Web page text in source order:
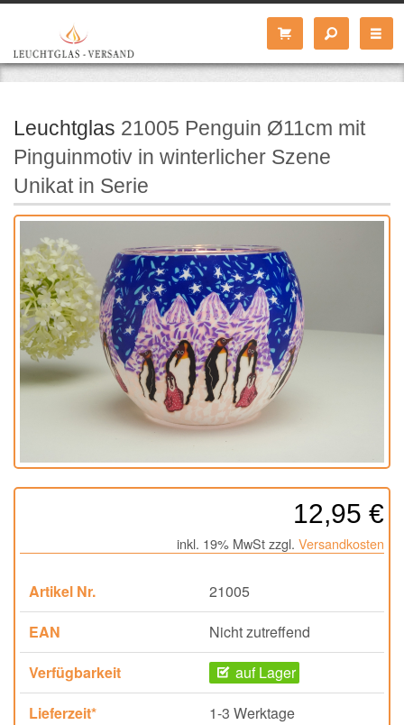
Leuchtglas 21005 Penguin Ø11cm mit
Pinguinmotiv in winterlicher Szene
Unikat in Serie
12,95 €
inkl. 19% MwSt zzgl. Versandkosten
Artikel Nr.
21005
EAN
Nicht zutreffend
Verfügbarkeit
auf Lager
Lieferzeit*
1-3 Werktage